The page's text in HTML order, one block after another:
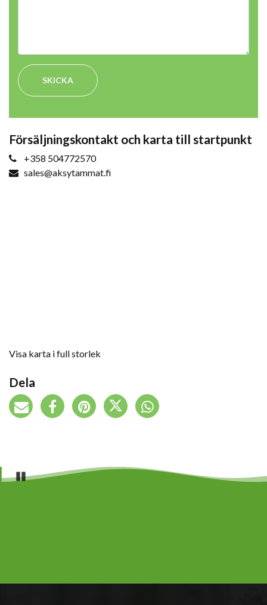
SKICKA
Försäljningskontakt och karta till startpunkt
+358 504772570
sales@aksytammat.fi
Visa karta i full storlek
Dela
Pause